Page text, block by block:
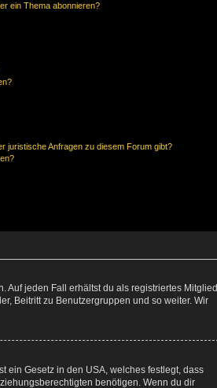
ein Thema abonnieren?
juristische Anfragen zu diesem Forum gibt?
Auf jeden Fall erhältst du als registriertes Mitglied
Beitritt zu Benutzergruppen und so weiter. Wir
ein Gesetz in den USA, welches festlegt, dass
benötigen. Wenn du dir